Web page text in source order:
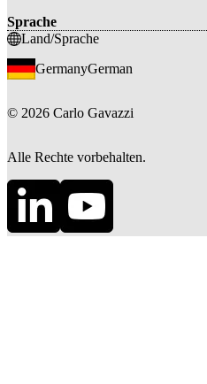
Sprache
Land/Sprache
GermanyGerman
© 2026 Carlo Gavazzi
Alle Rechte vorbehalten.